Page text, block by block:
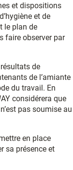
et dispositions
et de
le plan de
faire observer par
de
de l’amiante
du travail. En
considérera que
pas soumise au
en place
sa présence et